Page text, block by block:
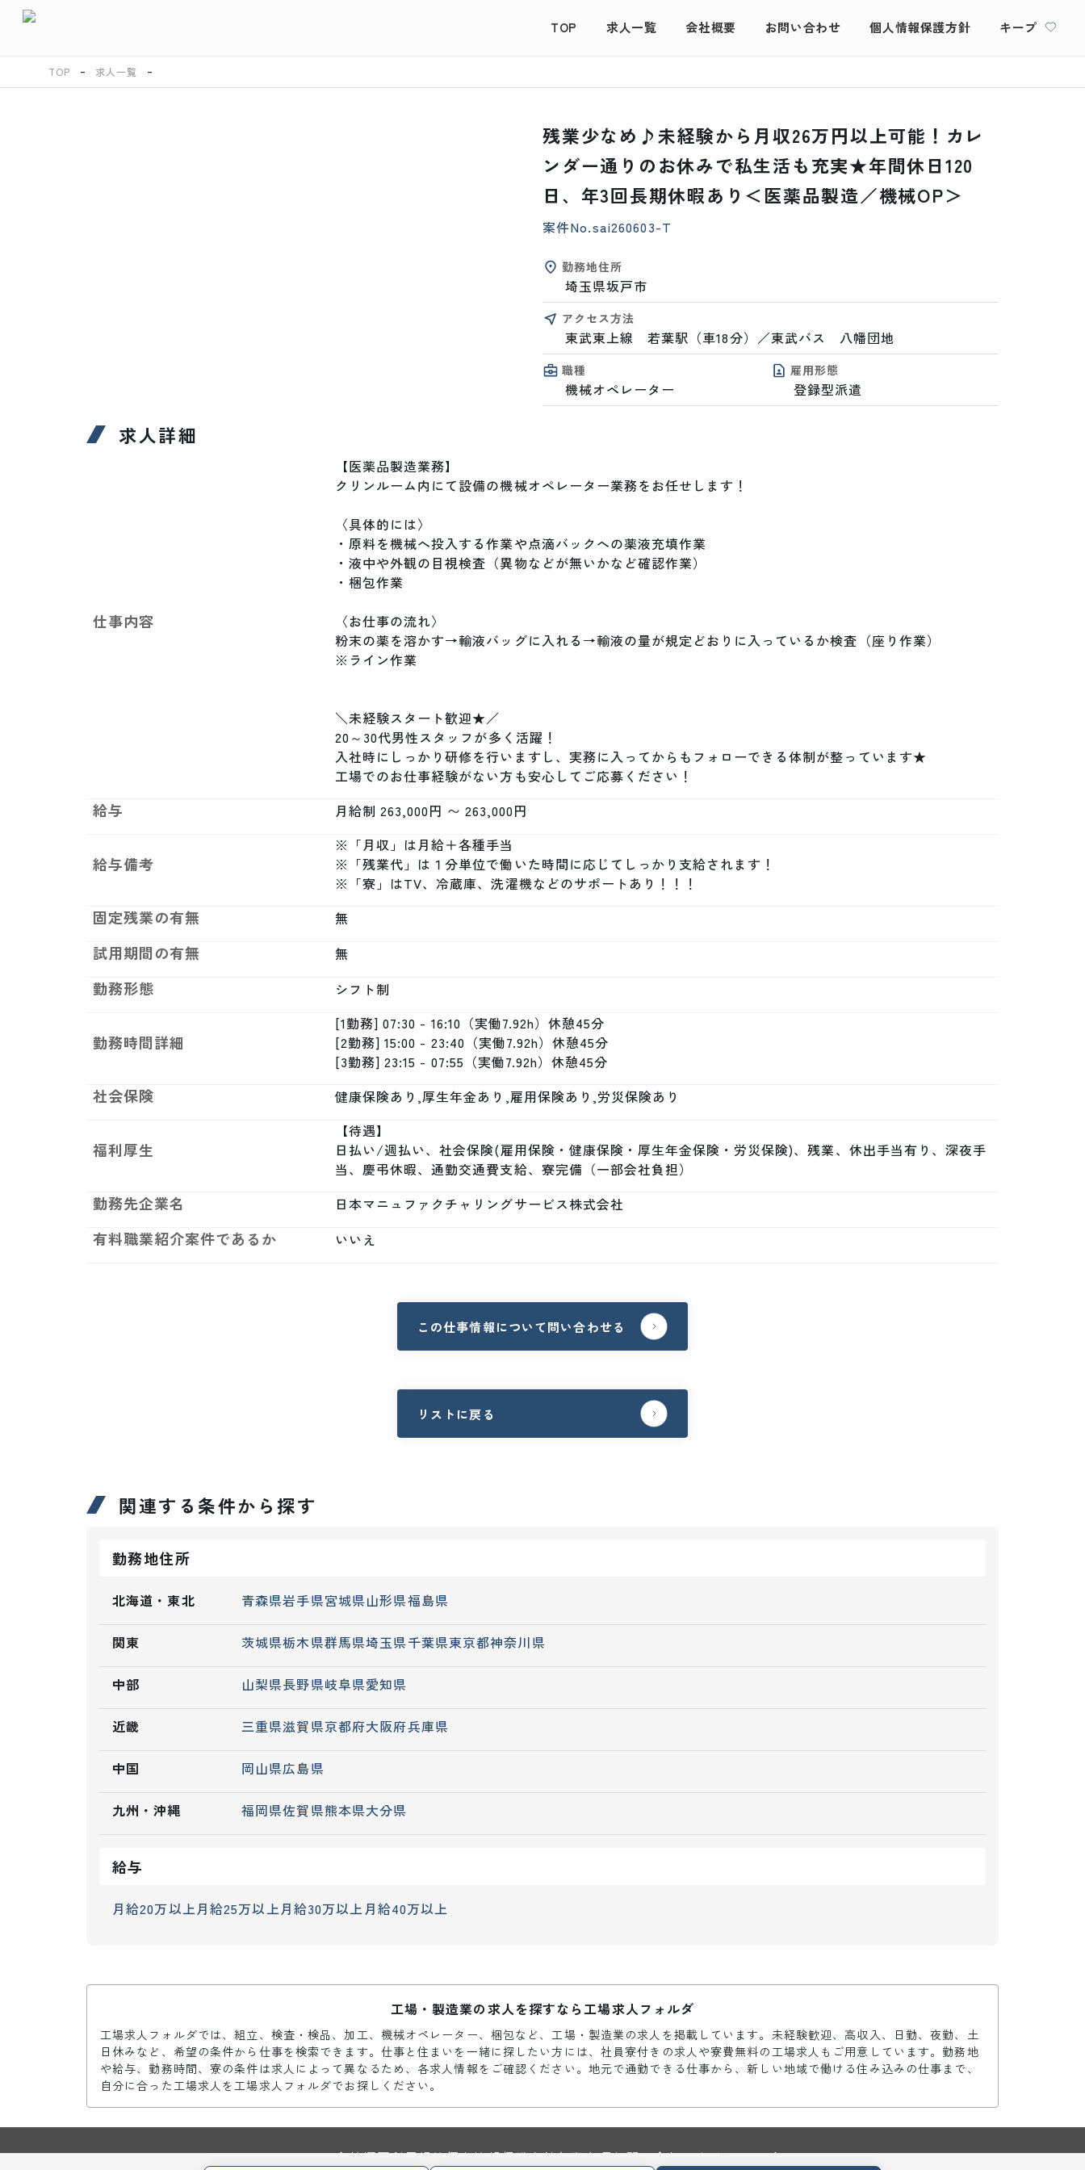
TOP 求人一覧 会社概要 お問い合わせ 個人情報保護方針 キープ
TOP 求人一覧
残業少なめ♪未経験から月収26万円以上可能！カレ
ンダー通りのお休みで私生活も充実★年間休日120
日、年3回長期休暇あり＜医薬品製造／機械OP＞
案件No.sai260603-T
勤務地住所
埼玉県坂戸市
アクセス方法
東武東上線　若葉駅（車18分）／東武バス　八幡団地
職種
機械オペレーター
雇用形態
登録型派遣
求人詳細
仕事内容
【医薬品製造業務】
クリンルーム内にて設備の機械オペレーター業務をお任せします！
〈具体的には〉
・原料を機械へ投入する作業や点滴バックへの薬液充填作業
・液中や外観の目視検査（異物などが無いかなど確認作業）
・梱包作業
〈お仕事の流れ〉
粉末の薬を溶かす→輸液バッグに入れる→輸液の量が規定どおりに入っているか検査（座り作業）
※ライン作業
＼未経験スタート歓迎★／
20～30代男性スタッフが多く活躍！
入社時にしっかり研修を行いますし、実務に入ってからもフォローできる体制が整っています★
工場でのお仕事経験がない方も安心してご応募ください！
給与 月給制 263,000円 〜 263,000円
給与備考
※「月収」は月給＋各種手当
※「残業代」は１分単位で働いた時間に応じてしっかり支給されます！
※「寮」はTV、冷蔵庫、洗濯機などのサポートあり！！！
固定残業の有無 無
試用期間の有無 無
勤務形態 シフト制
勤務時間詳細
[1勤務] 07:30 - 16:10（実働7.92h）休憩45分
[2勤務] 15:00 - 23:40（実働7.92h）休憩45分
[3勤務] 23:15 - 07:55（実働7.92h）休憩45分
社会保険 健康保険あり,厚生年金あり,雇用保険あり,労災保険あり
福利厚生
【待遇】
日払い/週払い、社会保険(雇用保険・健康保険・厚生年金保険・労災保険)、残業、休出手当有り、深夜手
当、慶弔休暇、通勤交通費支給、寮完備（一部会社負担）
勤務先企業名 日本マニュファクチャリングサービス株式会社
有料職業紹介案件であるか いいえ
この仕事情報について問い合わせる
リストに戻る
関連する条件から探す
勤務地住所
北海道・東北 青森県岩手県宮城県山形県福島県
関東 茨城県栃木県群馬県埼玉県千葉県東京都神奈川県
中部 山梨県長野県岐阜県愛知県
近畿 三重県滋賀県京都府大阪府兵庫県
中国 岡山県広島県
九州・沖縄 福岡県佐賀県熊本県大分県
給与
月給20万以上月給25万以上月給30万以上月給40万以上
工場・製造業の求人を探すなら工場求人フォルダ
工場求人フォルダでは、組立、検査・検品、加工、機械オペレーター、梱包など、工場・製造業の求人を掲載しています。未経験歓迎、高収入、日勤、夜勤、土
日休みなど、希望の条件から仕事を検索できます。仕事と住まいを一緒に探したい方には、社員寮付きの求人や寮費無料の工場求人もご用意しています。勤務地
や給与、勤務時間、寮の条件は求人によって異なるため、各求人情報をご確認ください。地元で通勤できる仕事から、新しい地域で働ける住み込みの仕事まで、
自分に合った工場求人を工場求人フォルダでお探しください。
TOP会社概要利用規約個人情報保護方針免責事項お問い合わせサイトマップ